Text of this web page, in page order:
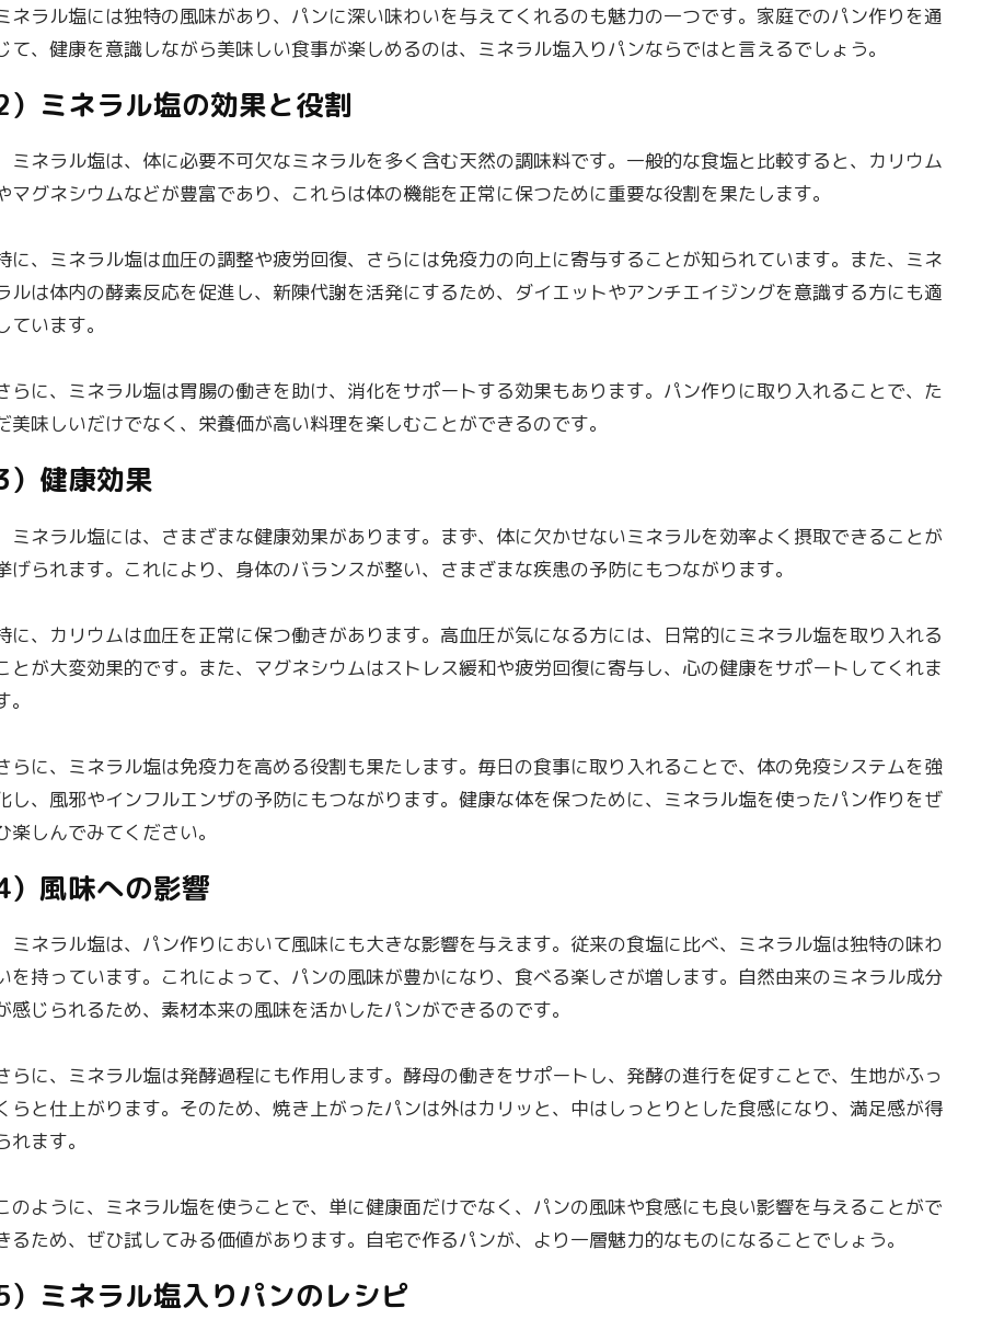
ネラル塩には独特の風味があり、パンに深い味わいを与えてくれるのも魅力の一つです。家庭でのパン作りを通
て、健康を意識しながら美味しい食事が楽しめるのは、ミネラル塩入りパンならではと言えるでしょう。
）ミネラル塩の効果と役割
ネラル塩は、体に必要不可欠なミネラルを多く含む天然の調味料です。一般的な食塩と比較すると、カリウム
マグネシウムなどが豊富であり、これらは体の機能を正常に保つために重要な役割を果たします。
に、ミネラル塩は血圧の調整や疲労回復、さらには免疫力の向上に寄与することが知られています。また、ミネ
ルは体内の酵素反応を促進し、新陳代謝を活発にするため、ダイエットやアンチエイジングを意識する方にも適
ています。
らに、ミネラル塩は胃腸の働きを助け、消化をサポートする効果もあります。パン作りに取り入れることで、た
美味しいだけでなく、栄養価が高い料理を楽しむことができるのです。
）健康効果
ネラル塩には、さまざまな健康効果があります。まず、体に欠かせないミネラルを効率よく摂取できることが
げられます。これにより、身体のバランスが整い、さまざまな疾患の予防にもつながります。
に、カリウムは血圧を正常に保つ働きがあります。高血圧が気になる方には、日常的にミネラル塩を取り入れる
とが大変効果的です。また、マグネシウムはストレス緩和や疲労回復に寄与し、心の健康をサポートしてくれま
。
らに、ミネラル塩は免疫力を高める役割も果たします。毎日の食事に取り入れることで、体の免疫システムを強
し、風邪やインフルエンザの予防にもつながります。健康な体を保つために、ミネラル塩を使ったパン作りをぜ
楽しんでみてください。
）風味への影響
ネラル塩は、パン作りにおいて風味にも大きな影響を与えます。従来の食塩に比べ、ミネラル塩は独特の味わ
を持っています。これによって、パンの風味が豊かになり、食べる楽しさが増します。自然由来のミネラル成分
感じられるため、素材本来の風味を活かしたパンができるのです。
らに、ミネラル塩は発酵過程にも作用します。酵母の働きをサポートし、発酵の進行を促すことで、生地がふっ
らと仕上がります。そのため、焼き上がったパンは外はカリッと、中はしっとりとした食感になり、満足感が得
れます。
のように、ミネラル塩を使うことで、単に健康面だけでなく、パンの風味や食感にも良い影響を与えることがで
るため、ぜひ試してみる価値があります。自宅で作るパンが、より一層魅力的なものになることでしょう。
）ミネラル塩入りパンのレシピ